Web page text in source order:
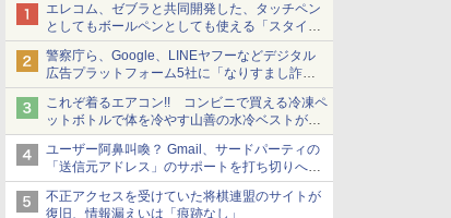
エレコム、ゼブラと共同開発した、タッチペン
としてもボールペンとしても使える「スタイラ
スツーウェイ」発売 iPadにも紙にも、持ち替
えずに書き込める
警察庁ら、Google、LINEヤフーなどデジタル
広告プラットフォーム5社に「なりすまし詐欺
広告」対策強化を要請 著名人の写真や映像を
使った投資詐欺などへの対策として
これぞ着るエアコン!! コンビニで買える冷凍ペ
ットボトルで体を冷やす山善の水冷ベストがロ
ードバイクにちょうどいい【ぼっち・ざ・ろー
ど！その14】【空いた時間でなにしてる？】
ユーザー阿鼻叫喚？ Gmail、サードパーティの
「送信元アドレス」のサポートを打ち切りへ
【やじうまWatch】
不正アクセスを受けていた将棋連盟のサイトが
復旧、情報漏えいは「痕跡なし」